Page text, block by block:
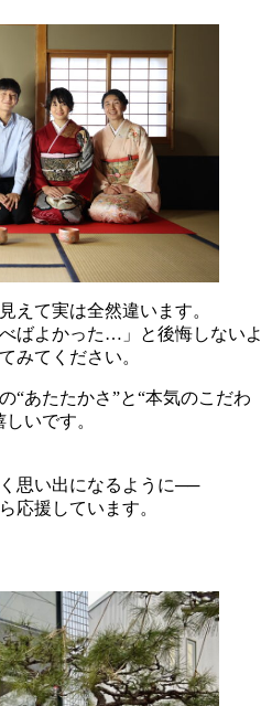
えて実は全然違います。
ばよかった…」と後悔しないよ
みてください。
“あたたかさ”と“本気のこだわ
いです。
思い出になるように──
応援しています。